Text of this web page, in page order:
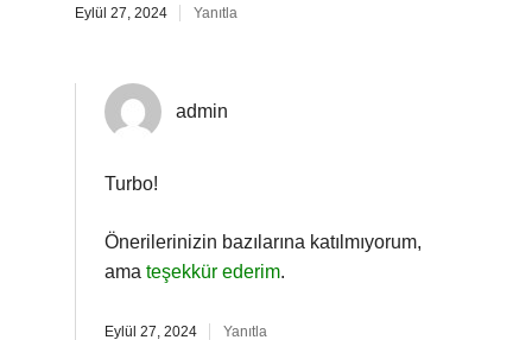
Eylül 27, 2024 Yanıtla
admin
Turbo!
Önerilerinizin bazılarına katılmıyorum,
ama teşekkür ederim.
Eylül 27, 2024 Yanıtla